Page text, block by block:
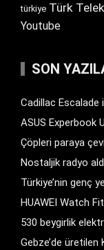
türkiye Türk
Youtube
SON
Cadillac Escalade
ASUS Experbook
Çöpleri paraya
Nostaljik radyo
Türkiye’nin genç
HUAWEI Watch
530 beygirlik
Gebze’de üretilen